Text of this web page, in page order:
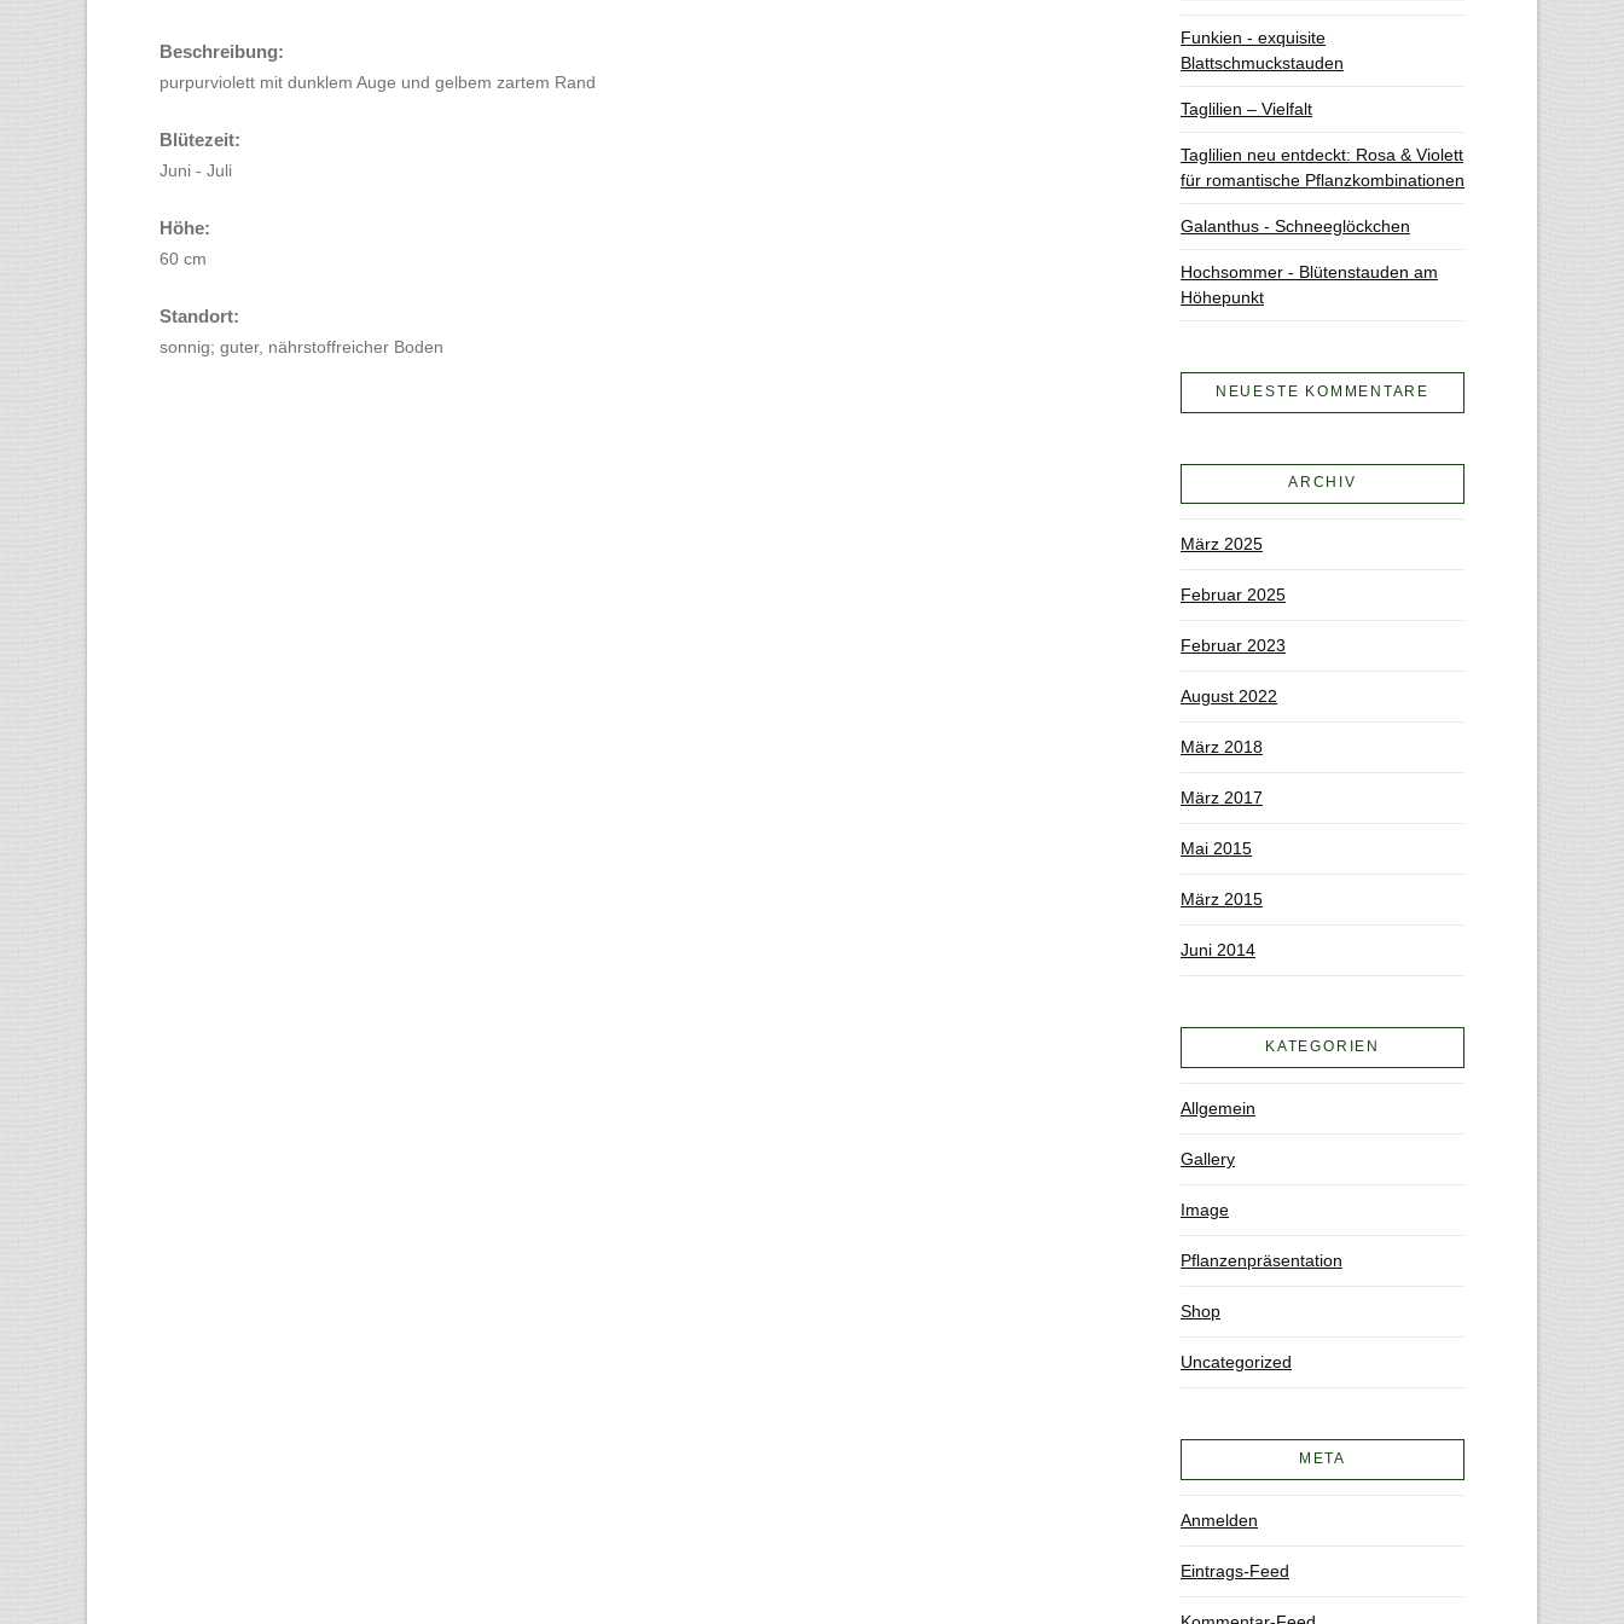
Beschreibung:
purpurviolett mit dunklem Auge und gelbem zartem Rand
Blütezeit:
Juni - Juli
Höhe:
60 cm
Standort:
sonnig; guter, nährstoffreicher Boden
Funkien - exquisite
Blattschmuckstauden
Taglilien – Vielfalt
Taglilien neu entdeckt: Rosa & Violett
für romantische Pflanzkombinationen
Galanthus - Schneeglöckchen
Hochsommer - Blütenstauden am
Höhepunkt
NEUESTE KOMMENTARE
ARCHIV
März 2025
Februar 2025
Februar 2023
August 2022
März 2018
März 2017
Mai 2015
März 2015
Juni 2014
KATEGORIEN
Allgemein
Gallery
Image
Pflanzenpräsentation
Shop
Uncategorized
META
Anmelden
Eintrags-Feed